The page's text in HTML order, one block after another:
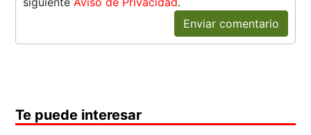
Enviar comentario
Te puede interesar